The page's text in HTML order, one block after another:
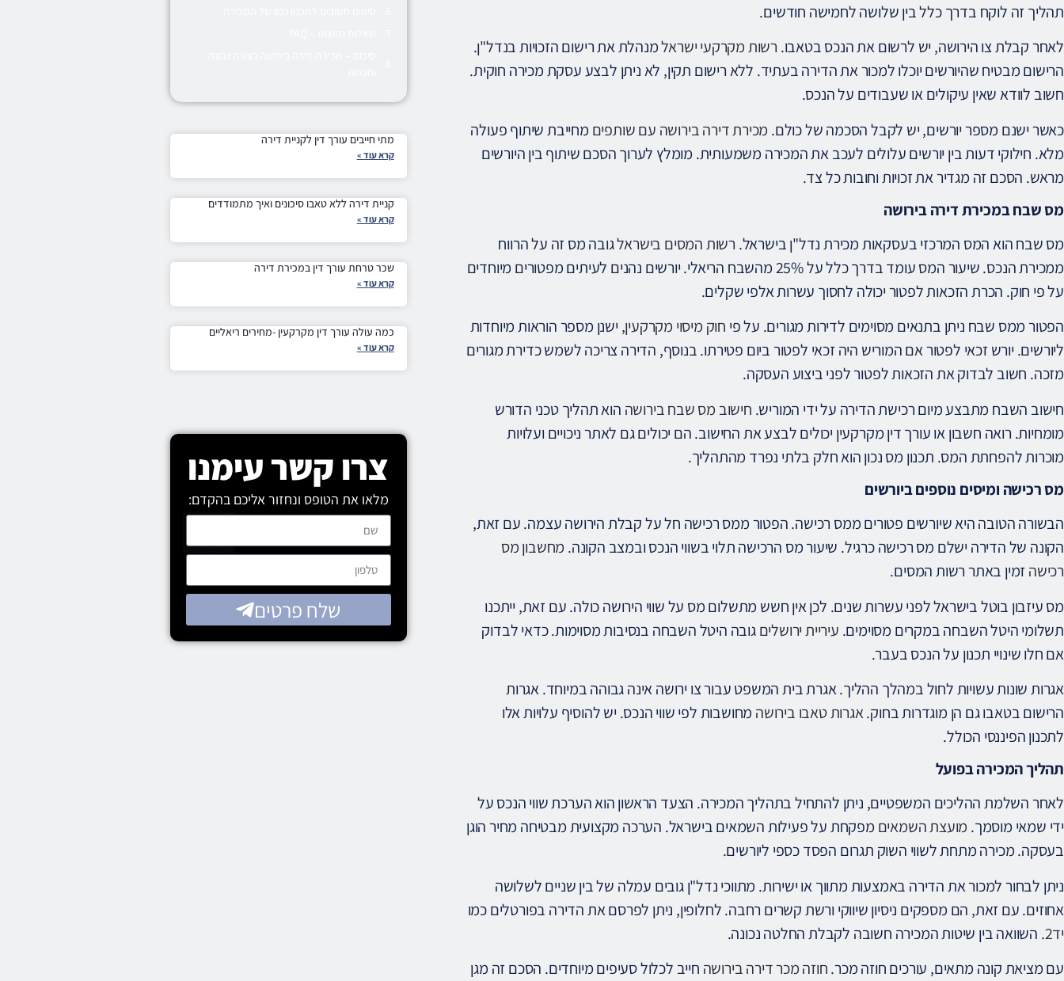
תהליך זה לוקח בדרך כלל בין שלושה לחמישה חודשים.
לאחר קבלת צו הירושה, יש לרשום את הנכס בטאבו. רשות מקרקעי ישראלמנהלת את רישום הזכויות בנדל"ן.
הרישום מבטיח שהיורשים יוכלו למכור את הדירה בעתיד. ללא רישום תקין, לא ניתן לבצע עסקת מכירה חוקית.
חשוב לוודא שאין עיקולים או שעבודים על הנכס.
כאשר ישנם מספר יורשים, יש לקבל הסכמה של כולם. מכירת דירה בירושה עם שותפים מחייבת שיתוף פעולה
מלא. חילוקי דעות בין יורשים עלולים לעכב את המכירה משמעותית. מומלץ לערוך הסכם שיתוף בין היורשים
מראש. הסכם זה מגדיר את זכויות וחובות כל צד.
מס שבח במכירת דירה בירושה
מס שבח הוא המס המרכזי בעסקאות מכירת נדל"ן בישראל. רשות המסים בישראלגובה מס זה על הרווח
ממכירת הנכס. שיעור המס עומד בדרך כלל על 25% מהשבח הריאלי. יורשים נהנים לעיתים מפטורים מיוחדים
על פי חוק. הכרת הזכאות לפטור יכולה לחסוך עשרות אלפי שקלים.
הפטור ממס שבח ניתן בתנאים מסוימים לדירות מגורים. על פי חוק מיסוי מקרקעין, ישנן מספר הוראות מיוחדות
ליורשים. יורש זכאי לפטור אם המוריש היה זכאי לפטור ביום פטירתו. בנוסף, הדירה צריכה לשמש כדירת מגורים
מזכה. חשוב לבדוק את הזכאות לפטור לפני ביצוע העסקה.
חישוב השבח מתבצע מיום רכישת הדירה על ידי המוריש. חישוב מס שבח בירושה הוא תהליך טכני הדורש
מומחיות. רואה חשבון או עורך דין מקרקעין יכולים לבצע את החישוב. הם יכולים גם לאתר ניכויים ועלויות
מוכרות להפחתת המס. תכנון מס נכון הוא חלק בלתי נפרד מהתהליך.
מס רכישה ומיסים נוספים ביורשים
הבשורה הטובה היא שיורשים פטורים ממס רכישה. הפטור ממס רכישה חל על קבלת הירושה עצמה. עם זאת,
הקונה של הדירה ישלם מס רכישה כרגיל. שיעור מס הרכישה תלוי בשווי הנכס ובמצב הקונה. מחשבון מס
רכישהזמין באתר רשות המסים.
מס עיזבון בוטל בישראל לפני עשרות שנים. לכן אין חשש מתשלום מס על שווי הירושה כולה. עם זאת, ייתכנו
תשלומי היטל השבחה במקרים מסוימים. עיריית ירושליםגובה היטל השבחה בנסיבות מסוימות. כדאי לבדוק
אם חלו שינויי תכנון על הנכס בעבר.
אגרות שונות עשויות לחול במהלך ההליך. אגרת בית המשפט עבור צו ירושה אינה גבוהה במיוחד. אגרות
הרישום בטאבו גם הן מוגדרות בחוק.אגרות טאבו בירושה מחושבות לפי שווי הנכס. יש להוסיף עלויות אלו
לתכנון הפיננסי הכולל.
תהליך המכירה בפועל
לאחר השלמת ההליכים המשפטיים, ניתן להתחיל בתהליך המכירה. הצעד הראשון הוא הערכת שווי הנכס על
ידי שמאי מוסמך. מועצת השמאים מפקחת על פעילות השמאים בישראל. הערכה מקצועית מבטיחה מחיר הוגן
בעסקה. מכירה מתחת לשווי השוק תגרום הפסד כספי ליורשים.
ניתן לבחור למכור את הדירה באמצעות מתווך או ישירות. מתווכי נדל"ן גובים עמלה של בין שניים לשלושה
אחוזים. עם זאת, הם מספקים ניסיון שיווקי ורשת קשרים רחבה. לחלופין, ניתן לפרסם את הדירה בפורטלים כמו
יד2 . השוואה בין שיטות המכירה חשובה לקבלת החלטה נכונה.
עם מציאת קונה מתאים, עורכים חוזה מכר.חוזה מכר דירה בירושה חייב לכלול סעיפים מיוחדים. הסכם זה מגן
מתי חייבים עורך דין לקניית דירה
קרא עוד »
קניית דירה ללא טאבו סיכונים ואיך מתמודדים
קרא עוד »
שכר טרחת עורך דין במכירת דירה
קרא עוד »
כמה עולה עורך דין מקרקעין -מחירים ריאליים
קרא עוד »
צרו קשר עימנו
מלאו את הטופס ונחזור אליכם בהקדם:
שלח פרטים